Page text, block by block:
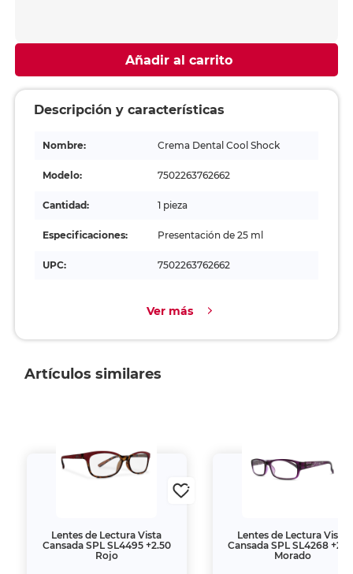
Añadir al carrito
Descripción y características
Nombre: Crema Dental Cool Shock
Modelo: 7502263762662
Cantidad: 1 pieza
Especificaciones: Presentación de 25 ml
UPC: 7502263762662
Ver más
Artículos similares
Lentes de Lectura Vista
Cansada SPL SL4495 +2.50
Rojo
Lentes de Lectura Vista
Cansada SPL SL4268
Morado